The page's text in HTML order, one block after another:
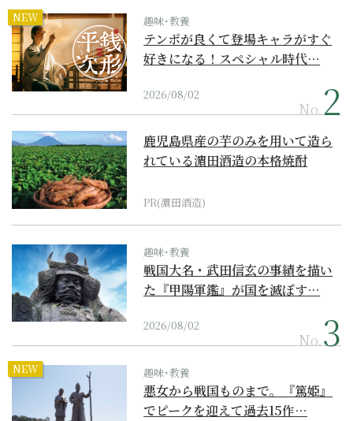
NEW 趣味･教養
テンポが良くて登場キャラがすぐ
好きになる！スペシャル時代…
2026/08/02
No.
鹿児島県産の芋のみを用いて造ら
れている濵田酒造の本格焼酎
PR(濵田酒造)
趣味･教養
戦国大名・武田信玄の事績を描い
た『甲陽軍鑑』が国を滅ぼす…
2026/08/02
No.
NEW 趣味･教養
悪女から戦国ものまで。『篤姫』
でピークを迎えて過去15作…